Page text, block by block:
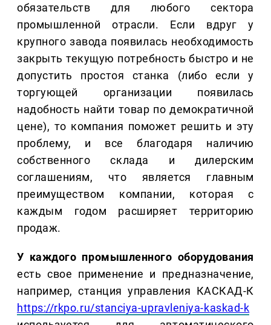
обязательств для любого сектора
промышленной отрасли. Если вдруг у
крупного завода появилась необходимость
закрыть текущую потребность быстро и не
допустить простоя станка (либо если у
торгующей организации появилась
надобность найти товар по демократичной
цене), то компания поможет решить и эту
проблему, и все благодаря наличию
собственного склада и дилерским
соглашениям, что является главным
преимуществом компании, которая с
каждым годом расширяет территорию
продаж.
У каждого промышленного оборудования
есть свое применение и предназначение,
например, станция управления КАСКАД-К
https://rkpo.ru/stanciya-upravleniya-kaskad-k